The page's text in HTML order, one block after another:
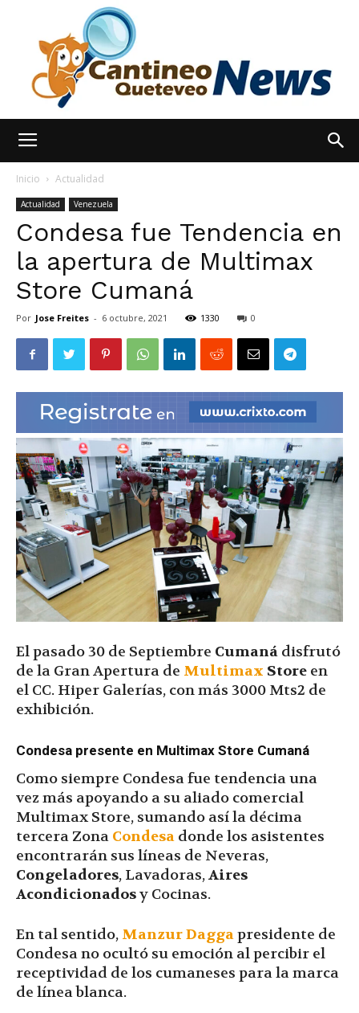
Noticias
hoy
|
Ultima
Hora
|
Inicio Actualidad
Actualidad Venezuela
Condesa fue Tendencia en
la apertura de Multimax
Store Cumaná
Por Jose Freites - 6 octubre, 2021 1330 0
El pasado 30 de Septiembre Cumaná disfrutó
de la Gran Apertura de Multimax Store en
el CC. Hiper Galerías, con más 3000 Mts2 de
exhibición.
Condesa presente en Multimax Store Cumaná
Como siempre Condesa fue tendencia una
vez más apoyando a su aliado comercial
Multimax Store, sumando así la décima
tercera Zona Condesa donde los asistentes
encontrarán sus líneas de Neveras,
Congeladores, Lavadoras,Aires
Acondicionadosy Cocinas.
En tal sentido, Manzur Daggapresidente de
Condesa no ocultó su emoción al percibir el
receptividad de los cumaneses para la marca
de línea blanca.